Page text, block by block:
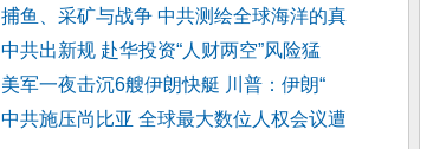
捕鱼、采矿与战争 中共测绘全球海洋的真
中共出新规 赴华投资“人财两空”风险猛
美军一夜击沉6艘伊朗快艇 川普：伊朗“
中共施压尚比亚 全球最大数位人权会议遭